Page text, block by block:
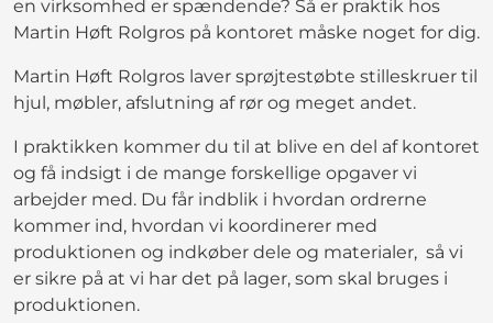
en virksomhed er spændende? Så er praktik hos
Martin Høft Rolgros på kontoret måske noget for dig.
Martin Høft Rolgros laver sprøjtestøbte stilleskruer til
hjul, møbler, afslutning af rør og meget andet.
I praktikken kommer du til at blive en del af kontoret
og få indsigt i de mange forskellige opgaver vi
arbejder med. Du får indblik i hvordan ordrerne
kommer ind, hvordan vi koordinerer med
produktionen og indkøber dele og materialer, så vi
er sikre på at vi har det på lager, som skal bruges i
produktionen.